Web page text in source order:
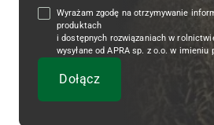
Wyrażam zgodę na otrzymywanie
produktach
i dostępnych rozwiązaniach w
wysyłane od APRA sp. z o.o. w imieniu